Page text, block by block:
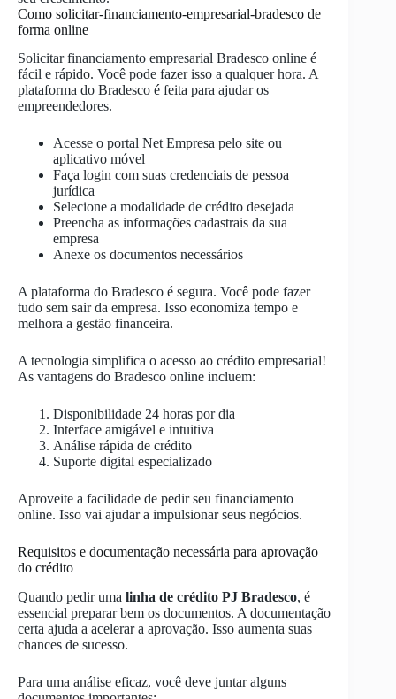
Como solicitar-financiamento-empresarial-bradesco de
forma online
Solicitar financiamento empresarial Bradesco online é
fácil e rápido. Você pode fazer isso a qualquer hora. A
plataforma do Bradesco é feita para ajudar os
empreendedores.
Acesse o portal Net Empresa pelo site ou
aplicativo móvel
Faça login com suas credenciais de pessoa
jurídica
Selecione a modalidade de crédito desejada
Preencha as informações cadastrais da sua
empresa
Anexe os documentos necessários
A plataforma do Bradesco é segura. Você pode fazer
tudo sem sair da empresa. Isso economiza tempo e
melhora a gestão financeira.
A tecnologia simplifica o acesso ao crédito empresarial!
As vantagens do Bradesco online incluem:
Disponibilidade 24 horas por dia
Interface amigável e intuitiva
Análise rápida de crédito
Suporte digital especializado
Aproveite a facilidade de pedir seu financiamento
online. Isso vai ajudar a impulsionar seus negócios.
Requisitos e documentação necessária para aprovação
do crédito
Quando pedir uma linha de crédito PJ Bradesco, é
essencial preparar bem os documentos. A documentação
certa ajuda a acelerar a aprovação. Isso aumenta suas
chances de sucesso.
Para uma análise eficaz, você deve juntar alguns